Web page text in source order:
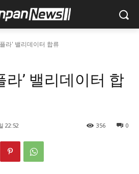
라' 밸리데이터 합류
라’ 밸리데이터 합
22:52 0
356